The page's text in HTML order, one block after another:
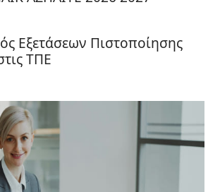
Εξετάσεων Πιστοποίησης
ΤΠΕ